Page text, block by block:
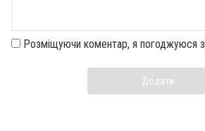
Розміщуючи коментар, я погоджуюся з
Додати